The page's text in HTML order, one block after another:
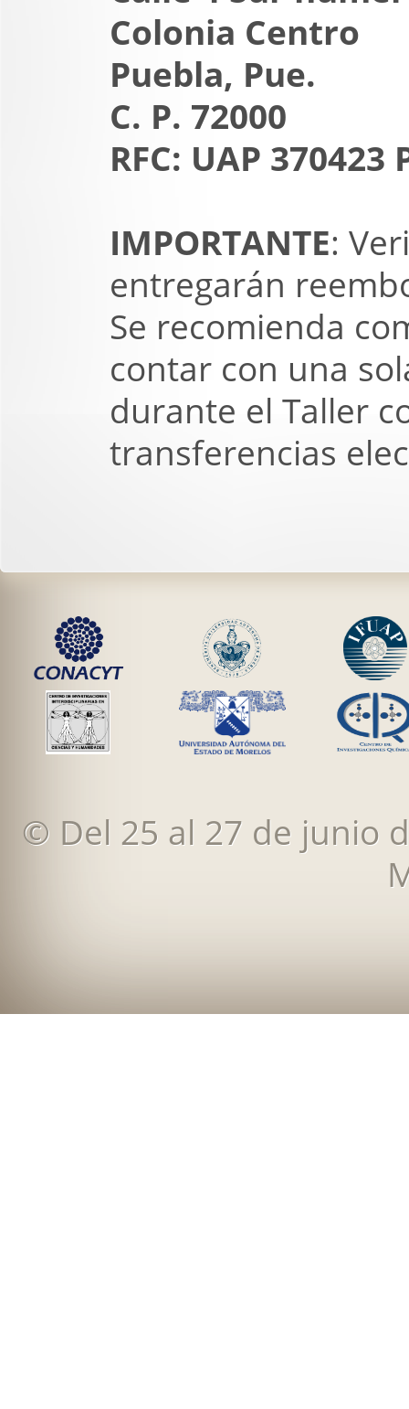
Colonia Centro
Puebla, Pue.
C. P. 72000
RFC: UAP 370423
IMPORTANTE:
entregarán
Se recomienda
contar con una
durante el Taller
transferencias
© Del 25 al 27 de junio